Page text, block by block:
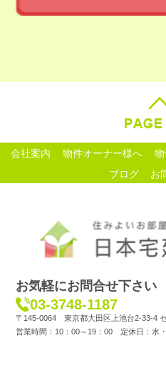
会社案内 物件オーナー様へ
ブログ
お
お気軽にお問合せ下さい
03-3748-1187
〒145-0064 東京都大田区上池台2-33-4
営業時間：10：00～19：00 定休日：水